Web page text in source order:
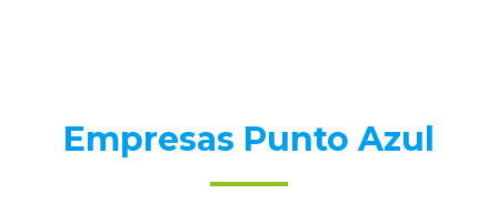
Empresas Punto Azul